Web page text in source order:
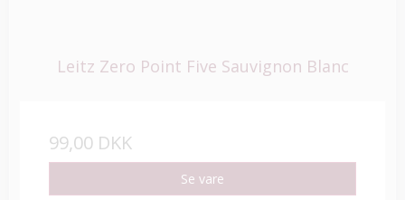
Leitz Zero Point Five Sauvignon Blanc
99,00 DKK
Se vare